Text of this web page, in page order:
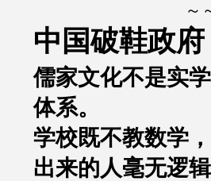
～
中国破鞋政
儒家文化不是实
体系。
学校既不教数学
出来的人毫无逻